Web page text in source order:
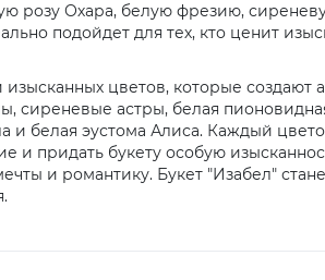
розу Охара, белую фрезию,
подойдет для тех, кто ценит
цветов, которые создают
сиреневые астры, белая
и белая эустома Алиса. Каждый
и придать букету особую
и романтику. Букет "Изабел"